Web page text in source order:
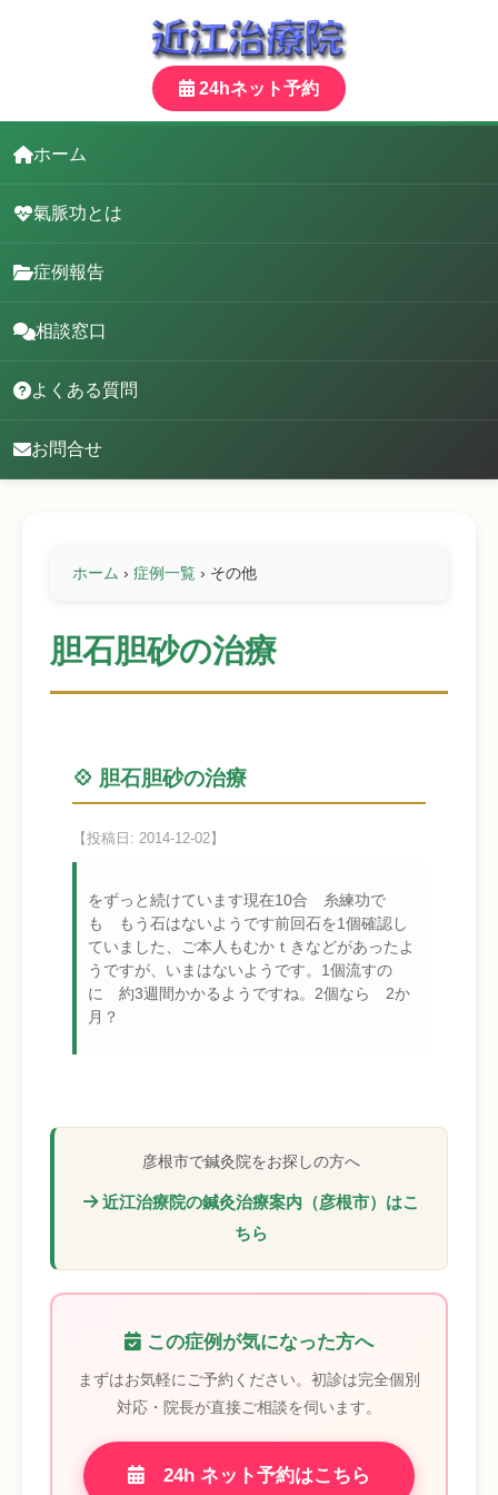
24hネット予約
ホーム
氣脈功とは
症例報告
相談窓口
よくある質問
お問合せ
ホーム › 症例一覧 › その他
胆石胆砂の治療
💠 胆石胆砂の治療
【投稿日: 2014-12-02】
をずっと続けています現在10合 糸練功で
も もう石はないようです前回石を1個確認し
ていました、ご本人もむかｔきなどがあったよ
うですが、いまはないようです。1個流すの
に 約3週間かかるようですね。2個なら 2か
月？
彦根市で鍼灸院をお探しの方へ
近江治療院の鍼灸治療案内（彦根市）はこ
ちら
この症例が気になった方へ
まずはお気軽にご予約ください。初診は完全個別
対応・院長が直接ご相談を伺います。
24h ネット予約はこちら